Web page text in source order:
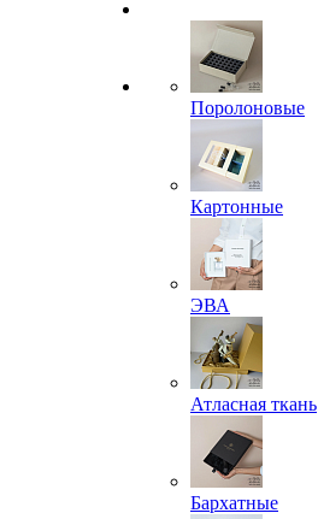
Поролоновые
Картонные
ЭВА
Атласная ткань
Бархатные